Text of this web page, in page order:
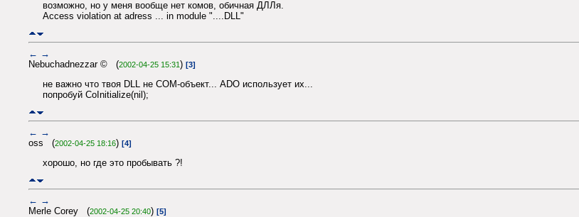
возможно, но у меня вообще нет комов, обичная ДЛЛя.
Access violation at adress ... in module "....DLL"
← →
Nebuchadnezzar © (2002-04-25 15:31) [3]
не важно что твоя DLL не COM-объект... ADO использует их...
попробуй CoInitialize(nil);
← →
oss (2002-04-25 18:16) [4]
хорошо, но где это пробывать ?!
← →
Merle Corey (2002-04-25 20:40) [5]